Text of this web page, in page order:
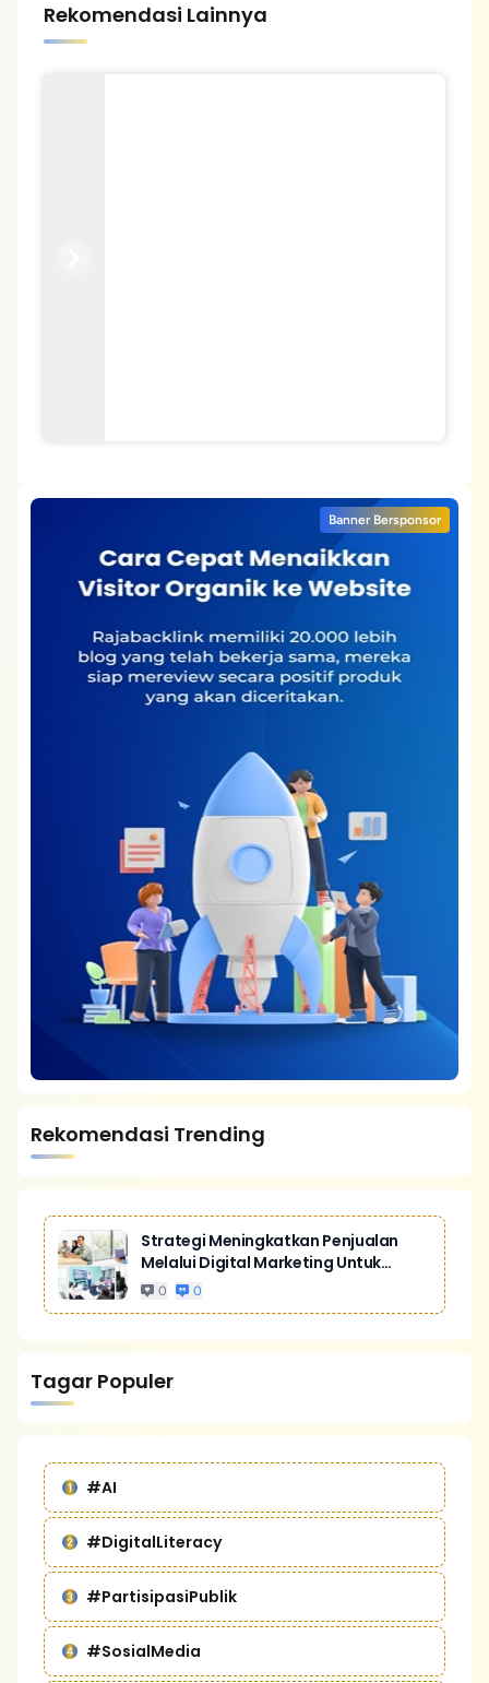
Rekomendasi Lainnya
Banner Bersponsor
Rekomendasi Trending
Strategi Meningkatkan Penjualan
Melalui Digital Marketing Untuk
Bisnis Yang Lebih Kompetitif
0 0
Tagar Populer
#AI
#DigitalLiteracy
#PartisipasiPublik
#SosialMedia